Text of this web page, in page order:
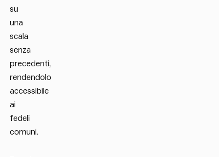
su
una
scala
senza
precedenti,
rendendolo
accessibile
ai
fedeli
comuni.